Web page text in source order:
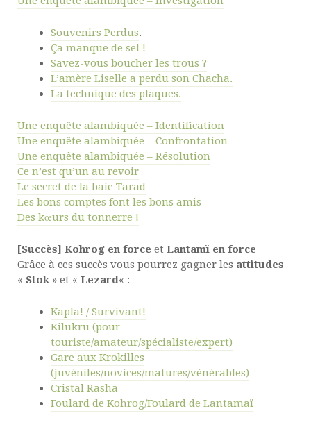
Souvenirs Perdus.
Ça manque de sel !
Savez-vous boucher les trous ?
L’amère Liselle a perdu son Chacha.
La technique des plaques.
Une enquête alambiquée – Identification
Une enquête alambiquée – Confrontation
Une enquête alambiquée – Résolution
Ce n’est qu’un au revoir
Le secret de la baie Tarad
Les bons comptes font les bons amis
Des kœurs du tonnerre !
[Succès] Kohrog en force et Lantamï en force
Grâce à ces succès vous pourrez gagner les attitudes
« Stok » et « Lezard« :
Kapla! / Survivant!
Kilukru (pour
touriste/amateur/spécialiste/expert)
Gare aux Krokilles
(juvéniles/novices/matures/vénérables)
Cristal Rasha
Foulard de Kohrog/Foulard de Lantamaï